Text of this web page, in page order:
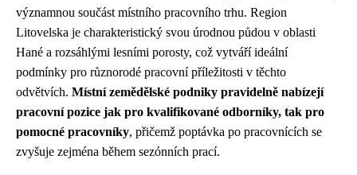
významnou součást místního pracovního trhu. Region
Litovelska je charakteristický svou úrodnou půdou v oblasti
Hané a rozsáhlými lesními porosty, což vytváří ideální
podmínky pro různorodé pracovní příležitosti v těchto
odvětvích. Místní zemědělské podniky pravidelně nabízejí
pracovní pozice jak pro kvalifikované odborníky, tak pro
pomocné pracovníky, přičemž poptávka po pracovnících se
zvyšuje zejména během sezónních prací.